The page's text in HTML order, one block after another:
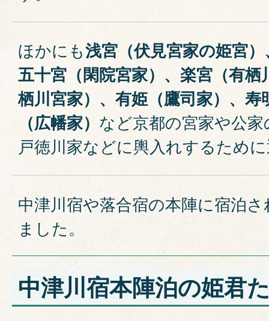
ほかにも浅宮（伏見宮家の姫宮
五十宮（閑院宮家）、楽宮（有
栖川宮家）、有姫（鷹司家）、
（広幡家） など京都の宮家や公
戸徳川家などに輿入れするため
中津川宿や落合宿の本陣に宿泊
ました。
中津川宿本陣泊の姫君